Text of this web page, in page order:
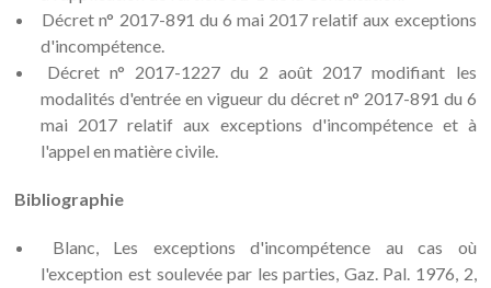
Décret n° 2017-891 du 6 mai 2017 relatif aux exceptions
d'incompétence.
Décret n° 2017-1227 du 2 août 2017 modifiant les
modalités d'entrée en vigueur du décret n° 2017-891 du 6
mai 2017 relatif aux exceptions d'incompétence et à
l'appel en matière civile.
Bibliographie
Blanc, Les exceptions d'incompétence au cas où
l'exception est soulevée par les parties, Gaz. Pal. 1976, 2,